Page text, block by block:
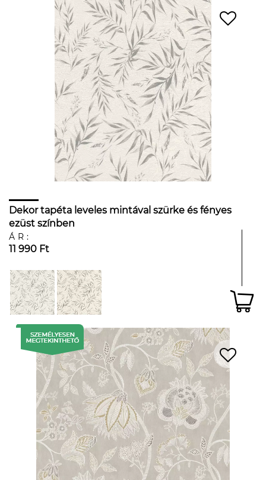
Dekor tapéta leveles mintával szürke és fényes
ezüst színben
ÁR:
11 990 Ft